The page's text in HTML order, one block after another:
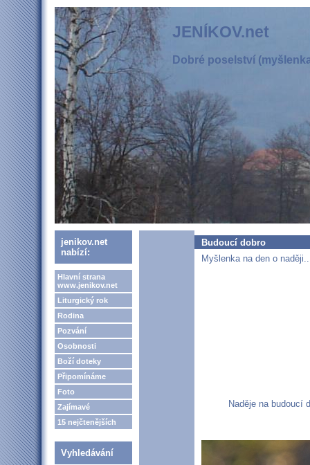
JENÍKOV.net
Dobré poselství
jenikov.net
nabízí:
Hlavní strana
www.jenikov.net
Liturgický rok
Rodina
Pozvání
Osobnosti
Boží doteky
Připomínáme
Foto
Zajímavé
15 nejčtenějších
Vyhledávání
Budoucí dobro
Myšlenka na den o
Naděje na budoucí